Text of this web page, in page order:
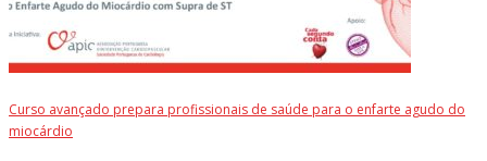
Curso avançado prepara profissionais de saúde para o enfarte agudo do
miocárdio